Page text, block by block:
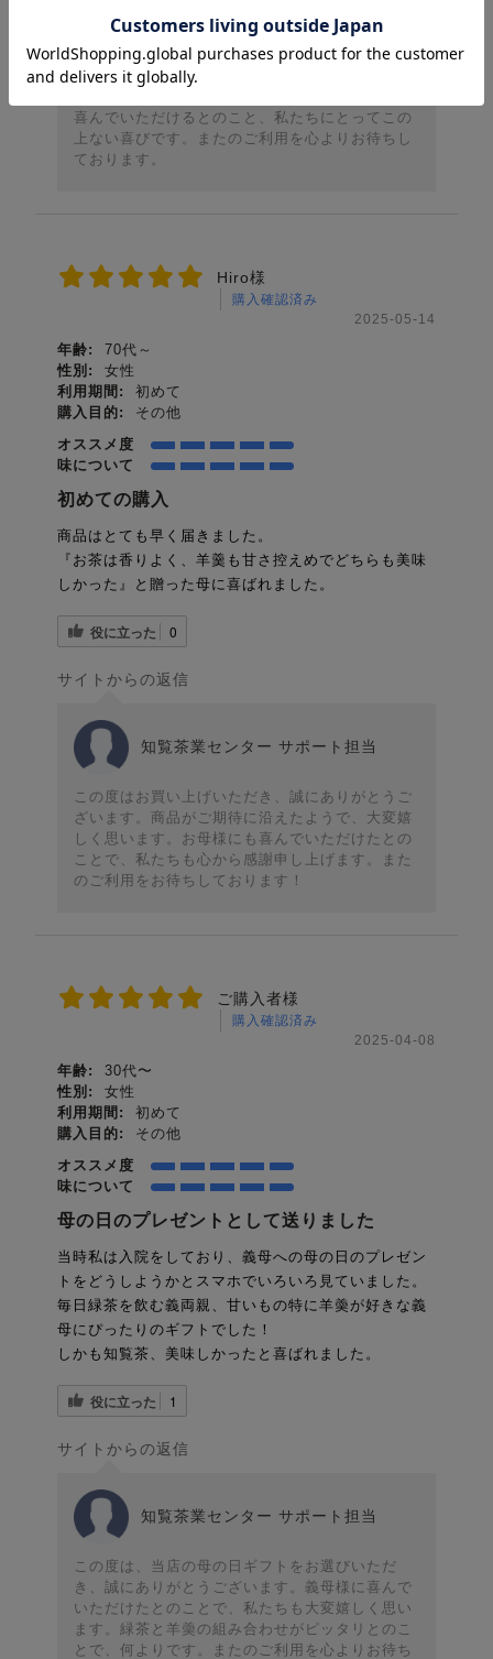
お忙しい中、素晴らしいレビューをお寄せいただ
き、誠にありがとうございます！知覧茶羊羹や知
覧茶フィナンシェを何度もリピートしていただ
喜んでいただけるとのこと、私たちにとってこの
上ない喜びです。またのご利用を心よりお待ちし
ております。
Hiro様
購入確認済み
2025-05-14
年齢:
70代～
性別:
女性
利用期間:
初めて
購入目的:
その他
オススメ度
味について
初めての購入
商品はとても早く届きました。
『お茶は香りよく、羊羹も甘さ控えめでどちらも美味
しかった』と贈った母に喜ばれました。
役に立った 0
サイトからの返信
知覧茶業センター サポート担当
この度はお買い上げいただき、誠にありがとうご
ざいます。商品がご期待に沿えたようで、大変嬉
しく思います。お母様にも喜んでいただけたとの
ことで、私たちも心から感謝申し上げます。また
のご利用をお待ちしております！
ご購入者様
購入確認済み
2025-04-08
年齢:
30代〜
性別:
女性
利用期間:
初めて
購入目的:
その他
オススメ度
味について
母の日のプレゼントとして送りました
当時私は入院をしており、義母への母の日のプレゼン
トをどうしようかとスマホでいろいろ見ていました。
毎日緑茶を飲む義両親、甘いもの特に羊羮が好きな義
母にぴったりのギフトでした！
しかも知覧茶、美味しかったと喜ばれました。
役に立った 1
サイトからの返信
知覧茶業センター サポート担当
この度は、当店の母の日ギフトをお選びいただ
き、誠にありがとうございます。義母様に喜んで
いただけたとのことで、私たちも大変嬉しく思い
ます。緑茶と羊羮の組み合わせがピッタリとのこ
とで、何よりです。またのご利用を心よりお待ち